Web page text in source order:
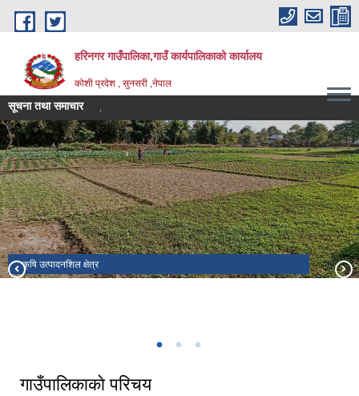
Skip to main content
हरिनगर गाउँपालिका,गाउँ कार्यपालिकाको कार्यालय
कोशी प्रदेश , सुनसरी ,नेपाल
सूचना तथा समाचार
कृषि उत्पादनशिल क्षेत्र
गाउँपालिकाकाे परिचय